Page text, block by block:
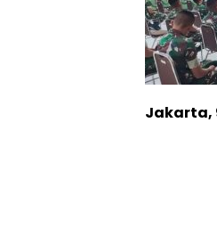
Jakarta,